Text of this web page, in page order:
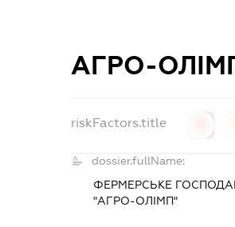
АГРО-
riskFactors.title
dossier.fullName:
ФЕРМЕРСЬКЕ
"АГРО-ОЛІМП"